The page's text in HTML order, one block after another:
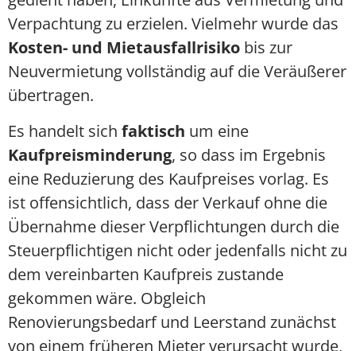
Verpachtung zu erzielen. Vielmehr wurde das
Kosten- und Mietausfallrisiko bis zur
Neuvermietung vollständig auf die Veräußerer
übertragen.
Es handelt sich faktisch um eine
Kaufpreisminderung, so dass im Ergebnis
eine Reduzierung des Kaufpreises vorlag. Es
ist offensichtlich, dass der Verkauf ohne die
Übernahme dieser Verpflichtungen durch die
Steuerpflichtigen nicht oder jedenfalls nicht zu
dem vereinbarten Kaufpreis zustande
gekommen wäre. Obgleich
Renovierungsbedarf und Leerstand zunächst
von einem früheren Mieter verursacht wurde,